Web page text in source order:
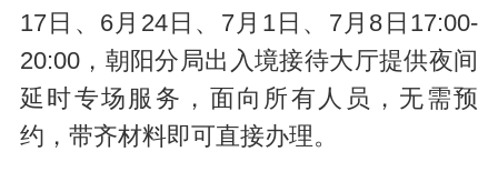
17日、6月24日、7月1日、7月8日17:00-
20:00，朝阳分局出入境接待大厅提供夜间
延时专场服务，面向所有人员，无需预
约，带齐材料即可直接办理。